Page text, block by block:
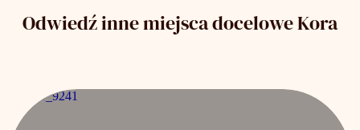
Odwiedź inne miejsca docelowe Kora